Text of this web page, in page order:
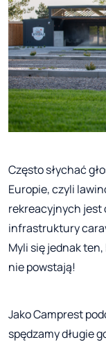
Często słychać
Europie, czyli
rekreacyjnych jest
infrastruktury
Myli się jednak
nie powstają!
Jako Camprest
spędzamy długie